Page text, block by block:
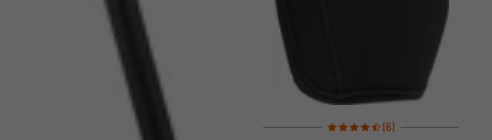
Bewertungen: 4,5 von 5
(6)